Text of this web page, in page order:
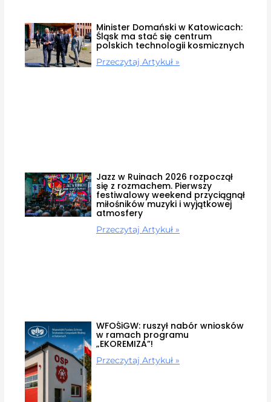
Minister Domański w Katowicach:
Śląsk ma stać się centrum
polskich technologii kosmicznych
Przeczytaj Artykuł »
Jazz w Ruinach 2026 rozpoczął
się z rozmachem. Pierwszy
festiwalowy weekend przyciągnął
miłośników muzyki i wyjątkowej
atmosfery
Przeczytaj Artykuł »
WFOŚiGW: ruszył nabór wniosków
w ramach programu
„EKOREMIZA”!
Przeczytaj Artykuł »